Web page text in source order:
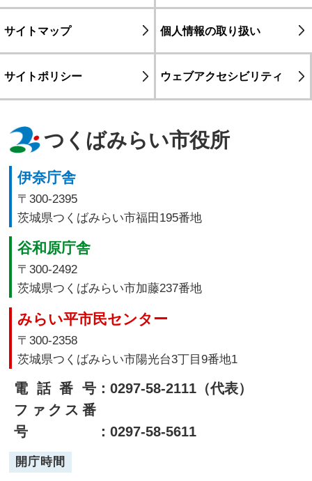
サイトマップ 個人情報の取り扱い
サイトポリシー ウェブアクセシビリティ
つくばみらい市役所
伊奈庁舎
〒300-2395
茨城県つくばみらい市福田195番地
谷和原庁舎
〒300-2492
茨城県つくばみらい市加藤237番地
みらい平市民センター
〒300-2358
茨城県つくばみらい市陽光台3丁目9番地1
電話番号：0297-58-2111（代表）
ファクス番
号
：0297-58-5611
開庁時間